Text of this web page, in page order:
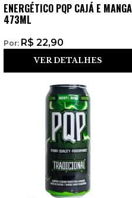
ENERGÉTICO PQP CAJÁ E MANGA
473ML
Por: R$ 22,90
VER DETALHES